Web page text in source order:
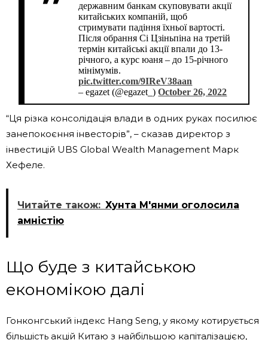
державним банкам скуповувати акції
китайських компаній, щоб
стримувати падіння їхньої вартості.
Після обрання Сі Цзіньпіна на третій
термін китайські акції впали до 13-
річного, а курс юаня – до 15-річного
мінімумів.
pic.twitter.com/9IReV38aan
– egazet (@egazet_)October 26, 2022
“Ця різка консолідація влади в одних руках посилює
занепокоєння інвесторів”, – сказав директор з
інвестицій UBS Global Wealth Management Марк
Хефеле.
Читайте також: Хунта М'янми оголосила
амністію
Що буде з китайською
економікою далі
Гонконгський індекс Hang Seng, у якому котирується
більшість акцій Китаю з найбільшою капіталізацією,